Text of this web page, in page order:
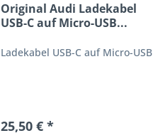
Original Audi Ladekabel
USB-C auf Micro-USB...
Ladekabel USB-C auf Micro-USB
25,50 € *